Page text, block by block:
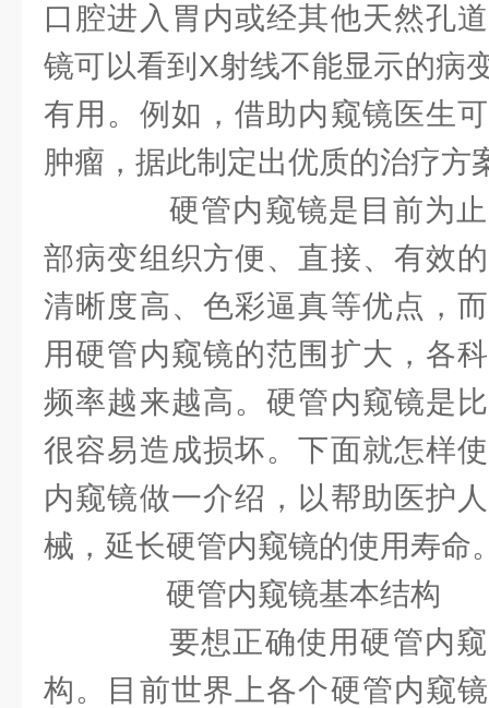
口腔进入胃内或经其他天然孔
镜可以看到X射线不能显示的病
有用。例如，借助内窥镜医生
肿瘤，据此制定出优质的治疗方
硬管内窥镜是目前为止
部病变组织方便、直接、有效
清晰度高、色彩逼真等优点，
用硬管内窥镜的范围扩大，各
频率越来越高。硬管内窥镜是
很容易造成损坏。下面就怎样
内窥镜做一介绍，以帮助医护
械，延长硬管内窥镜的使用寿命
硬管内窥镜基本结构
要想正确使用硬管内窥
构。目前世界上各个硬管内窥